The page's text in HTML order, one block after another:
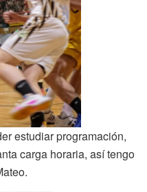
estudiar programación,
carga horaria, así tengo